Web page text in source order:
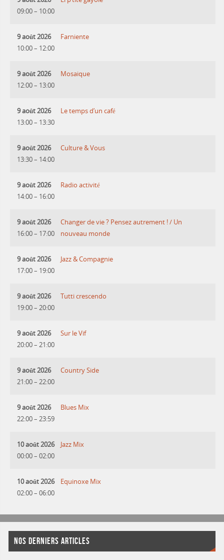
09:00– 10:00
9 août 2026
10:00– 12:00
Farniente
9 août 2026
12:00– 13:00
Mosaique
9 août 2026
13:00– 13:30
Le temps d’un café
9 août 2026
13:30– 14:00
Culture & Vous
9 août 2026
14:00– 16:00
Radio activité
9 août 2026
16:00– 17:00
Changer de vie ? Pensez autrement ! / Un
nouveau monde
9 août 2026
17:00– 19:00
Jazz & Compagnie
9 août 2026
19:00– 20:00
Tutti crescendo
9 août 2026
20:00– 21:00
Sur le Vif
9 août 2026
21:00– 22:00
Country Side
9 août 2026
22:00– 23:59
Blues Mix
10 août 2026
00:00– 02:00
Jazz Mix
10 août 2026
02:00– 06:00
Equinoxe Mix
NOS DERNIERS ARTICLES